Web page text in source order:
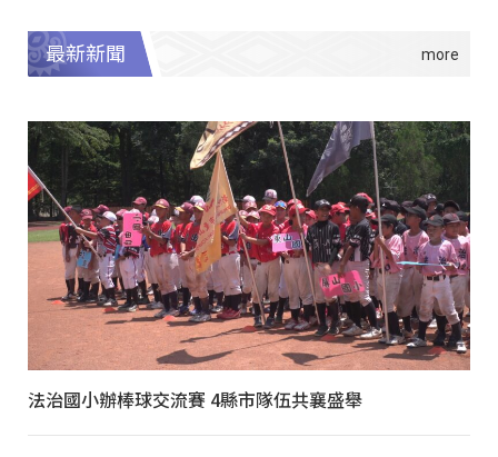
最新新聞
法治國小辦棒球交流賽 4縣市隊伍共襄盛舉